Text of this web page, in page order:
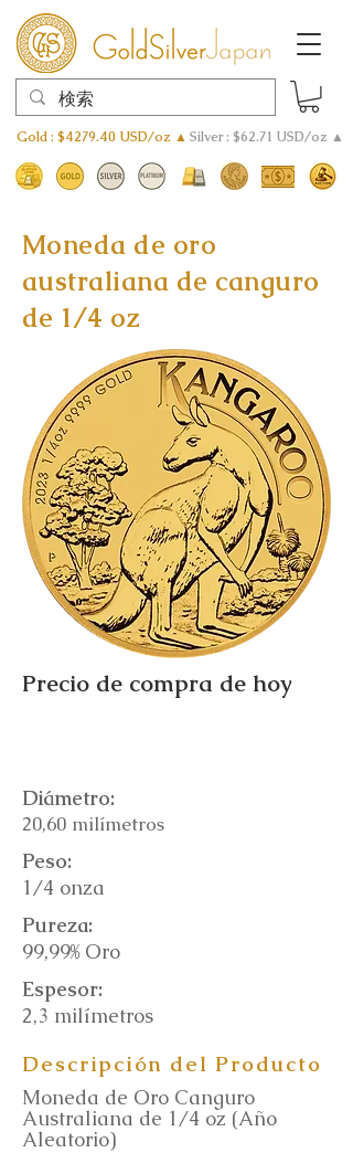
Gold : $4279.40 USD/oz ▲ Silver : $62.71 USD/oz ▲
Moneda de oro
australiana de canguro
de 1/4 oz
Precio de compra de hoy
Diámetro:
20,60 milímetros
Peso:
1/4 onza
Pureza:
99,99% Oro
Espesor:
2,3 milímetros
Descripción del Producto
Moneda de Oro Canguro
Australiana de 1/4 oz (Año
Aleatorio)